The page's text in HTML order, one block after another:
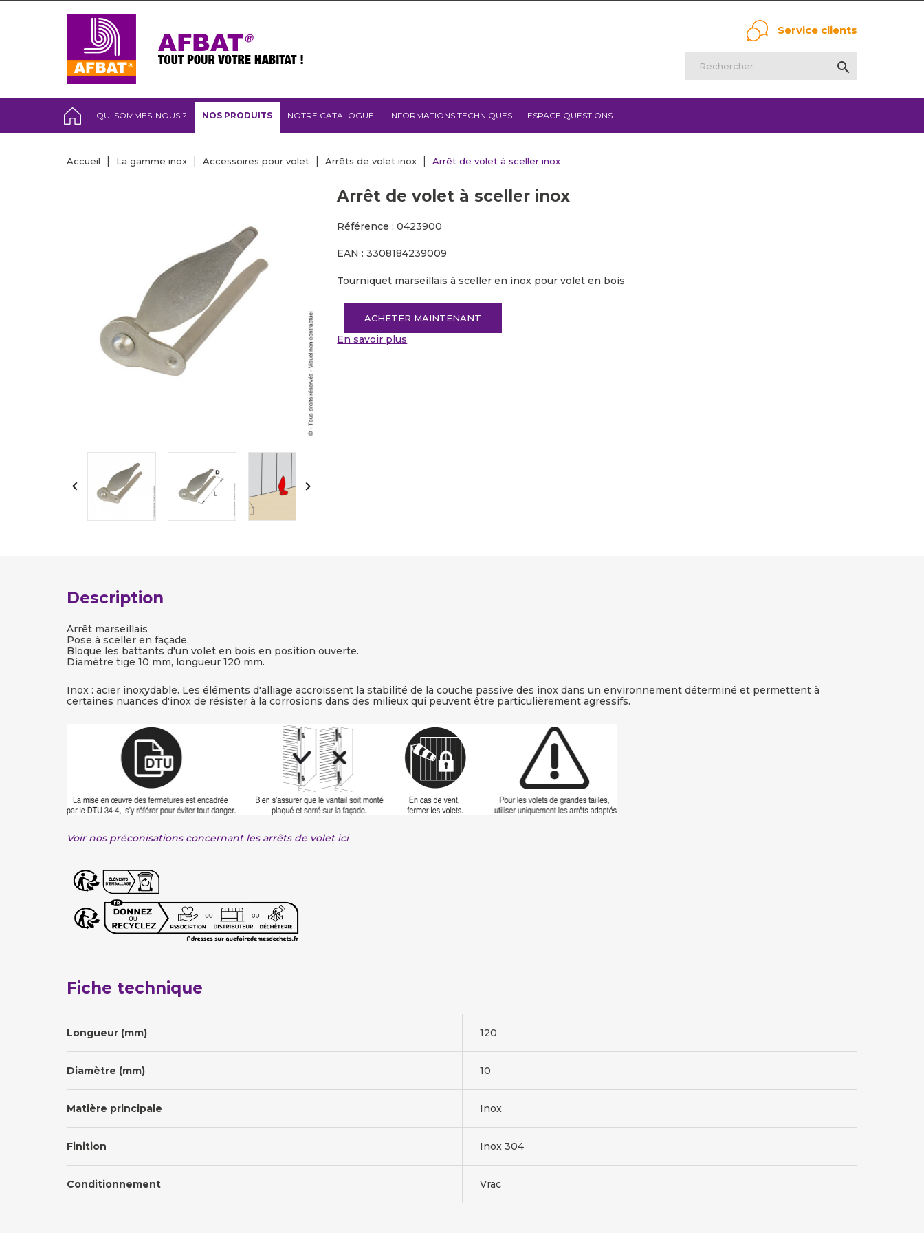
Service clients

QUI SOMMES-NOUS ? NOS PRODUITS NOTRE CATALOGUE INFORMATIONS TECHNIQUES ESPACE QUESTIONS
Accueil La gamme inox Accessoires pour volet Arrêts de volet inox Arrêt de volet à sceller inox
 
Arrêt de volet à sceller inox
Référence : 0423900
EAN : 3308184239009
Tourniquet marseillais à sceller en inox pour volet en bois
ACHETER MAINTENANT
En savoir plus
Description
Arrêt marseillais
Pose à sceller en façade.
Bloque les battants d'un volet en bois en position ouverte.
Diamètre tige 10 mm, longueur 120 mm.
Inox : acier inoxydable. Les éléments d'alliage accroissent la stabilité de la couche passive des inox dans un environnement déterminé et permettent à
certaines nuances d'inox de résister à la corrosions dans des milieux qui peuvent être particulièrement agressifs.
Voir nos préconisations concernant les arrêts de volet ici
Fiche technique
Longueur (mm) 120
Diamètre (mm) 10
Matière principale Inox
Finition Inox 304
Conditionnement Vrac